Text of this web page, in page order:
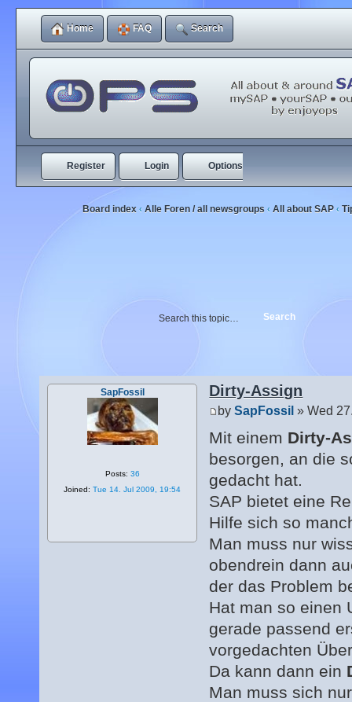
Home FAQ Search
Register Login Options
Board index ‹ Alle Foren / all newsgroups ‹ All about SAP ‹
Dirty-Assign
bySapFossil » Wed
Mit einem Dirty-
besorgen, an die
gedacht hat.
SAP bietet eine
Hilfe sich so
Man muss nur
obendrein dann
der das Problem
Hat man so einen
gerade passend
vorgedachten
Da kann dann ein
Man muss sich
SapFossil
Posts: 36
Joined: Tue 14. Jul 2009, 19:54